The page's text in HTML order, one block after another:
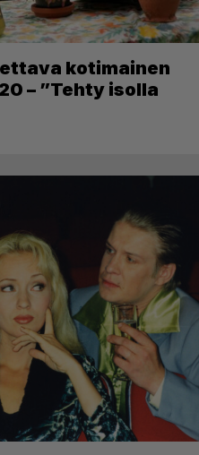
kotimainen
– ”Tehty isolla